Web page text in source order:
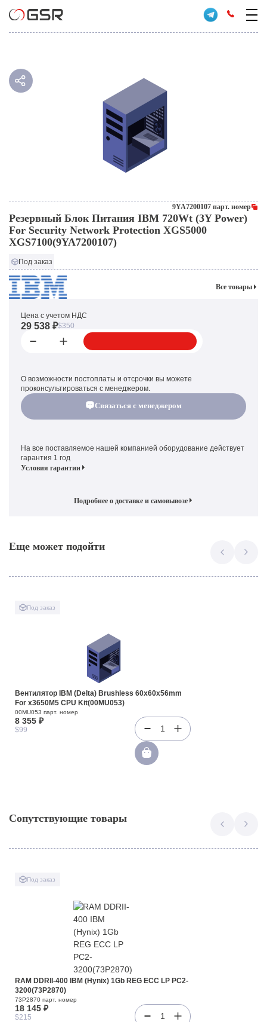
9YA7200107 парт. номер
Резервный Блок Питания IBM 720Wt (3Y Power)
For Security Network Protection XGS5000
XGS7100(9YA7200107)
Под заказ
Все товары
Цена с учетом НДС
29 538 ₽$350
О возможности постоплаты и отсрочки вы можете
проконсультироваться с менеджером.
Связаться с менеджером
На все поставляемое нашей компанией оборудование действует
гарантия 1 год
Условия гарантии
Подробнее о доставке и самовывозе
Еще может подойти
Под заказ
Вентилятор IBM (Delta) Brushless 60x60x56mm
For x3650M5 CPU Kit(00MU053)
00MU053 парт. номер
8 355 ₽
$99 1
Сопутствующие товары
Под заказ
RAM DDRII-400 IBM (Hynix) 1Gb REG ECC LP PC2-
3200(73P2870)
73P2870 парт. номер
18 145 ₽
$215 1